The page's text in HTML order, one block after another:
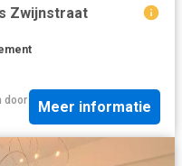
Zwijnstraat
door
Meer informatie